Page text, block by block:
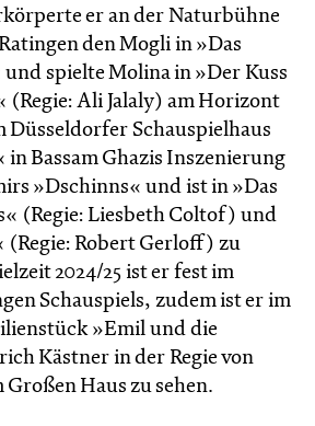
er an der Naturbühne
den Mogli in »Das
spielte Molina in »Der Kuss
(Regie: Ali Jalaly) am Horizont
Düsseldorfer Schauspielhaus
Bassam Ghazis Inszenierung
»Dschinns« und ist in »Das
(Regie: Liesbeth Coltof) und
(Regie: Robert Gerloff) zu
2024/25 ist er fest im
Schauspiels, zudem ist er im
»Emil und die
Kästner in der Regie von
Haus zu sehen.